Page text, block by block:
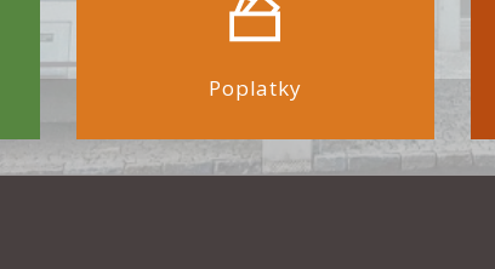
Poplatky